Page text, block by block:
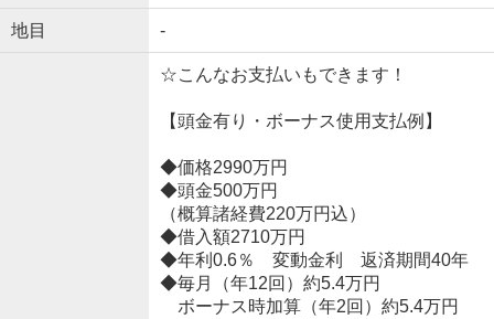
地目 -
☆こんなお支払いもできます！
【頭金有り・ボーナス使用支払例】
◆価格2990万円
◆頭金500万円
（概算諸経費220万円込）
◆借入額2710万円
◆年利0.6％ 変動金利 返済期間40年
◆毎月（年12回）約5.4万円
ボーナス時加算（年2回）約5.4万円